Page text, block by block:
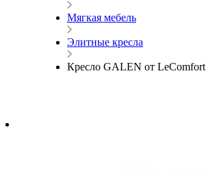
Мягкая мебель
Элитные кресла
Кресло GALEN от LeComfort